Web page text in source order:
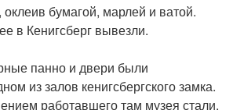
бумагой, марлей и ватой.
в Кенигсберг вывезли.
панно и двери были
из залов кенигсбергского замка.
работавшего там музея стали.